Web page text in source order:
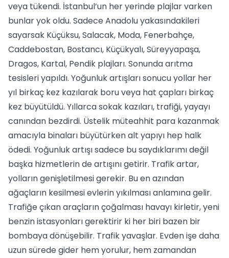
veya tükendi. İstanbul’un her yerinde plajlar varken
bunlar yok oldu. Sadece Anadolu yakasındakileri
sayarsak Küçüksu, Salacak, Moda, Fenerbahçe,
Caddebostan, Bostancı, Küçükyalı, Süreyyapaşa,
Dragos, Kartal, Pendik plajları. Sonunda arıtma
tesisleri yapıldı. Yoğunluk artışları sonucu yollar her
yıl birkaç kez kazılarak boru veya hat çapları birkaç
kez büyütüldü. Yıllarca sokak kazıları, trafiği, yayayı
canından bezdirdi. Üstelik müteahhit para kazanmak
amacıyla binaları büyütürken alt yapıyı hep halk
ödedi. Yoğunluk artışı sadece bu saydıklarımı değil
başka hizmetlerin de artışını getirir. Trafik artar,
yolların genişletilmesi gerekir. Bu en azından
ağaçların kesilmesi evlerin yıkılması anlamına gelir.
Trafiğe çıkan araçların çoğalması havayı kirletir, yeni
benzin istasyonları gerektirir ki her biri bazen bir
bombaya dönüşebilir. Trafik yavaşlar. Evden işe daha
uzun sürede gider hem yorulur, hem zamandan